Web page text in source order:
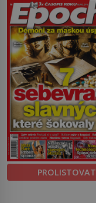
PROLISTOVAT